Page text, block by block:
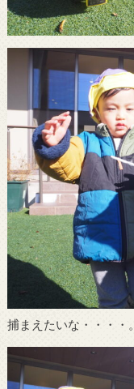
捕まえたいな・・・・。